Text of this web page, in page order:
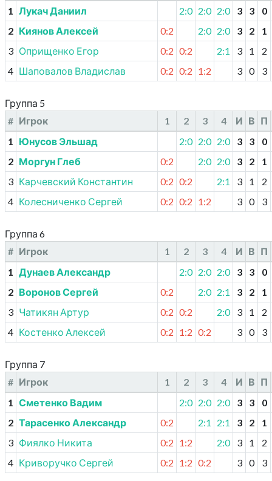
1
Лукач Даниил 2:0 2:0 2:0 3 3
0
2 Киянов Алексей 0:2 2:0 2:0 3 2
1
3 Оприщенко Егор 0:2 0:2 2:1 3 1
2
4 Шаповалов Владислав 0:2 0:2 1:2 3 0 3
Группа 5
# Игрок 1 2 3 4 И В П
1
Юнусов Эльшад 2:0 2:0 2:0 3 3
0
2 Моргун Глеб 0:2 2:0 2:0 3 2
1
3 Карчевский Константин 0:2 0:2 2:1 3 1
2
4 Колесниченко Сергей 0:2 0:2 1:2 3 0 3
Группа 6
# Игрок 1 2 3 4 И В П
1
Дунаев Александр 2:0 2:0 2:0 3 3
0
2 Воронов Сергей 0:2 2:0 2:1 3 2
1
3 Чатикян Артур 0:2 0:2 2:0 3 1
2
4 Костенко Алексей 0:2 1:2 0:2 3 0 3
Группа 7
# Игрок 1 2 3 4 И В П
1
Сметенко Вадим 2:0 2:0 2:0 3 3
0
2 Тарасенко Александр 0:2 2:1 2:1 3 2
1
3 Фиялко Никита 0:2 1:2 2:0 3 1
2
4 Криворучко Сергей 0:2 1:2 0:2 3 0 3